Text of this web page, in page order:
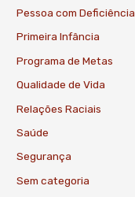
Pessoa com Deficiência
Primeira Infância
Programa de Metas
Qualidade de Vida
Relações Raciais
Saúde
Segurança
Sem categoria